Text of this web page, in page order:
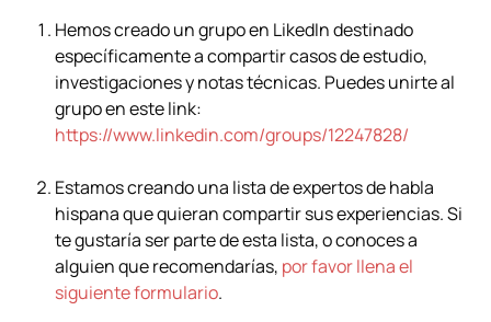
Hemos creado un grupo en LikedIn destinado
específicamente a compartir casos de estudio,
investigaciones y notas técnicas. Puedes unirte al
grupo en este link:
https://www.linkedin.com/groups/12247828/
Estamos creando una lista de expertos de habla
hispana que quieran compartir sus experiencias. Si
te gustaría ser parte de esta lista, o conoces a
alguien que recomendarías, por favor llena el
siguiente formulario.